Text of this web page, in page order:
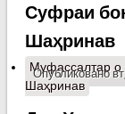
Суфраи
Шаҳринав
Опубликовано
Муфассалтаро
Шаҳринав